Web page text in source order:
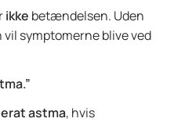
ikke betændelsen. Uden
symptomerne blive ved
astma, hvis